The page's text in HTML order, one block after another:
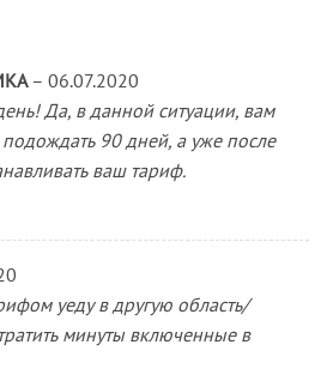
– 06.07.2020
Да, в данной ситуации, вам
подождать 90 дней, а уже после
ваш тариф.
уеду в другую область/
минуты включенные в